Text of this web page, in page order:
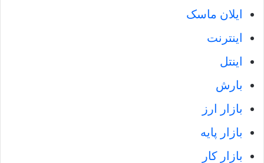
ایلان ماسک
اینترنت
اینتل
بارش
بازار ارز
بازار پایه
بازار کار